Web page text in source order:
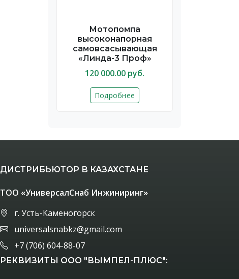
Мотопомпа
высоконапорная
самовсасывающая
«Линда-3 Проф»
120 000.00 руб.
Подробнее
ДИСТРИБЬЮТОР В КАЗАХСТАНЕ
ТОО «УниверсалСнаб Инжиниринг»
г. Усть-Каменогорск
universalsnabkz@gmail.com
+7 (706) 604-88-07
РЕКВИЗИТЫ ООО "ВЫМПЕЛ-ПЛЮС":